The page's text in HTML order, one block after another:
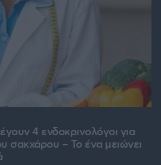
4 ενδοκρινολόγοι για
σακχάρου – Το ένα μειώνει